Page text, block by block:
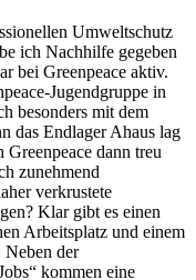
Umweltschutz
ich Nachhilfe gegeben
bei Greenpeace aktiv.
Jugendgruppe in
besonders mit dem
das Endlager Ahaus lag
dann treu
zunehmend
verkrustete
Klar gibt es einen
Arbeitsplatz und einem
Neben der
kommen eine